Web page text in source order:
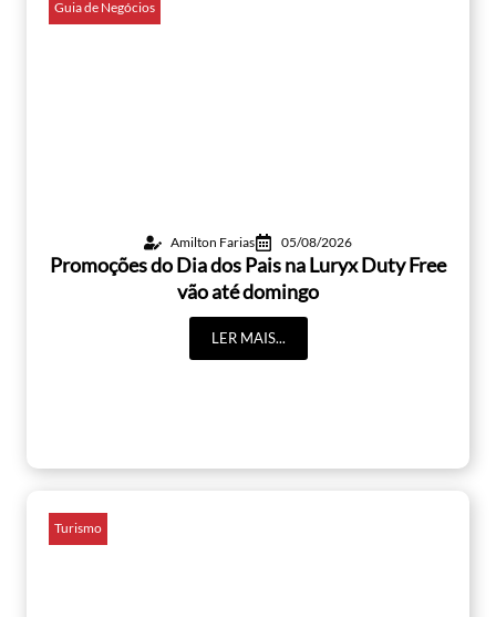
Guia de Negócios
Amilton Farias 05/08/2026
Promoções do Dia dos Pais na Luryx Duty Free
vão até domingo
LER MAIS...
Turismo